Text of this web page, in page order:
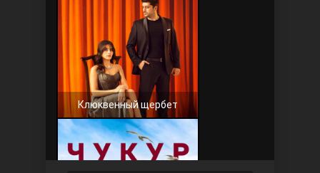
Клюквенный щербет